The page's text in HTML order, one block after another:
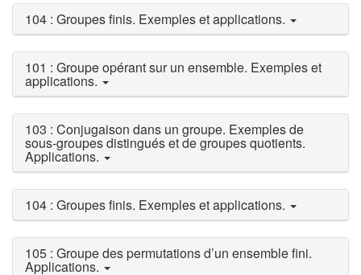
104 : Groupes finis. Exemples et applications.
101 : Groupe opérant sur un ensemble. Exemples et
applications.
103 : Conjugaison dans un groupe. Exemples de
sous-groupes distingués et de groupes quotients.
Applications.
104 : Groupes finis. Exemples et applications.
105 : Groupe des permutations d’un ensemble fini.
Applications.